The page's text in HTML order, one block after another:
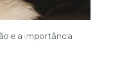
e a importância